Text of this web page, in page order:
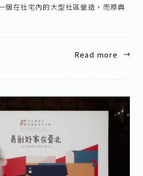
個在社宅內的大型社區營造，而原典
Read more